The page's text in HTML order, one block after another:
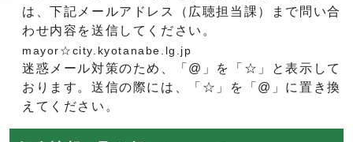
は、下記メールアドレス（広聴担当課）まで問い合
わせ内容を送信してください。
mayor☆city.kyotanabe.lg.jp
迷惑メール対策のため、「@」を「☆」と表示して
おります。送信の際には、「☆」を「@」に置き換
えてください。